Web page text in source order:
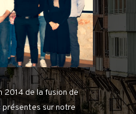
de la fusion de
sur notre